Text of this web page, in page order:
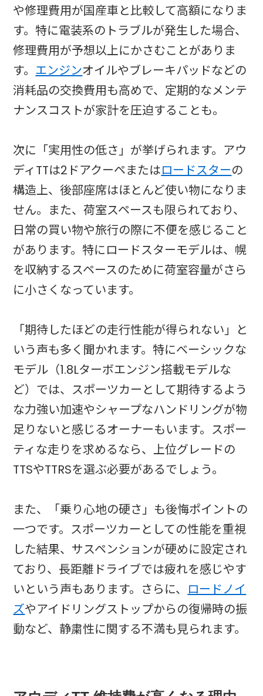
や修理費用が国産車と比較して高額になりま
す。特に電装系のトラブルが発生した場合、
修理費用が予想以上にかさむことがありま
す。 エンジンオイルやブレーキパッドなどの
消耗品の交換費用も高めで、定期的なメンテ
ナンスコストが家計を圧迫することも。
次に「実用性の低さ」が挙げられます。アウ
ディTTは2ドアクーペまたはロードスターの
構造上、後部座席はほとんど使い物になりま
せん。また、荷室スペースも限られており、
日常の買い物や旅行の際に不便を感じること
があります。特にロードスターモデルは、幌
を収納するスペースのために荷室容量がさら
に小さくなっています。
「期待したほどの走行性能が得られない」と
いう声も多く聞かれます。特にベーシックな
モデル（1.8Lターボエンジン搭載モデルな
ど）では、スポーツカーとして期待するよう
な力強い加速やシャープなハンドリングが物
足りないと感じるオーナーもいます。スポー
ティな走りを求めるなら、上位グレードの
TTSやTTRSを選ぶ必要があるでしょう。
また、「乗り心地の硬さ」も後悔ポイントの
一つです。スポーツカーとしての性能を重視
した結果、サスペンションが硬めに設定され
ており、長距離ドライブでは疲れを感じやす
いという声もあります。さらに、 ロードノイ
ズやアイドリングストップからの復帰時の振
動など、静粛性に関する不満も見られます。